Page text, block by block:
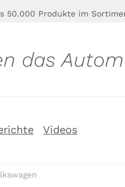
50.000 Produkte im
das
Videos